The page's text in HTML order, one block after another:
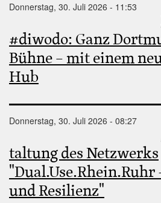
Donnerstag, 30. Juli 2026 - 11:53
#diwodo: Ganz
Bühne – mit einem
Hub
Donnerstag, 30. Juli 2026 - 08:27
taltung des Netzwerks
und Resilienz"